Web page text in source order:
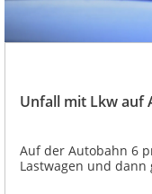
Unfall mit Lkw auf
Auf der Autobahn 6
Lastwagen und dann